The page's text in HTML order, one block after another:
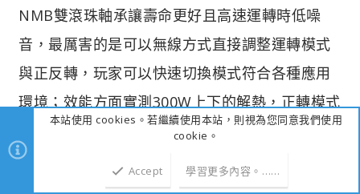
NMB雙滾珠軸承讓壽命更好且高速運轉時低噪
音，最厲害的是可以無線方式直接調整運轉模式
與正反轉，玩家可以快速切換模式符合各種應用
環境；效能方面實測300W上下的解熱，正轉模式
下表現比較優秀，最高溫度控制在87~90度之
間，反轉模式最高溫度則控制在91~96度之間，
整體來說表現非常出色，不過一般狀態下使用舒
本站使用 cookies。若繼續使用本站，則視為您同意我們使用
cookie。
Accept 學習更多內容。……